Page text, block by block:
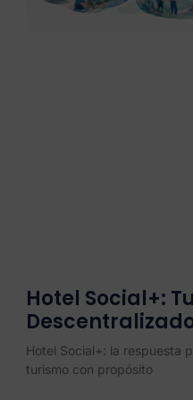
Hotel Social+:
Hotel Social+: la respuesta
turismo con propósito